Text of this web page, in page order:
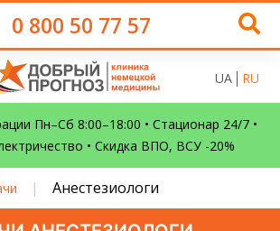
0 800 50 77 57
UA RU
Пн–Сб 8:00–18:00 • Стационар 24/7 •
• Скидка ВПО, ВСУ -20%
| Анестезиологи